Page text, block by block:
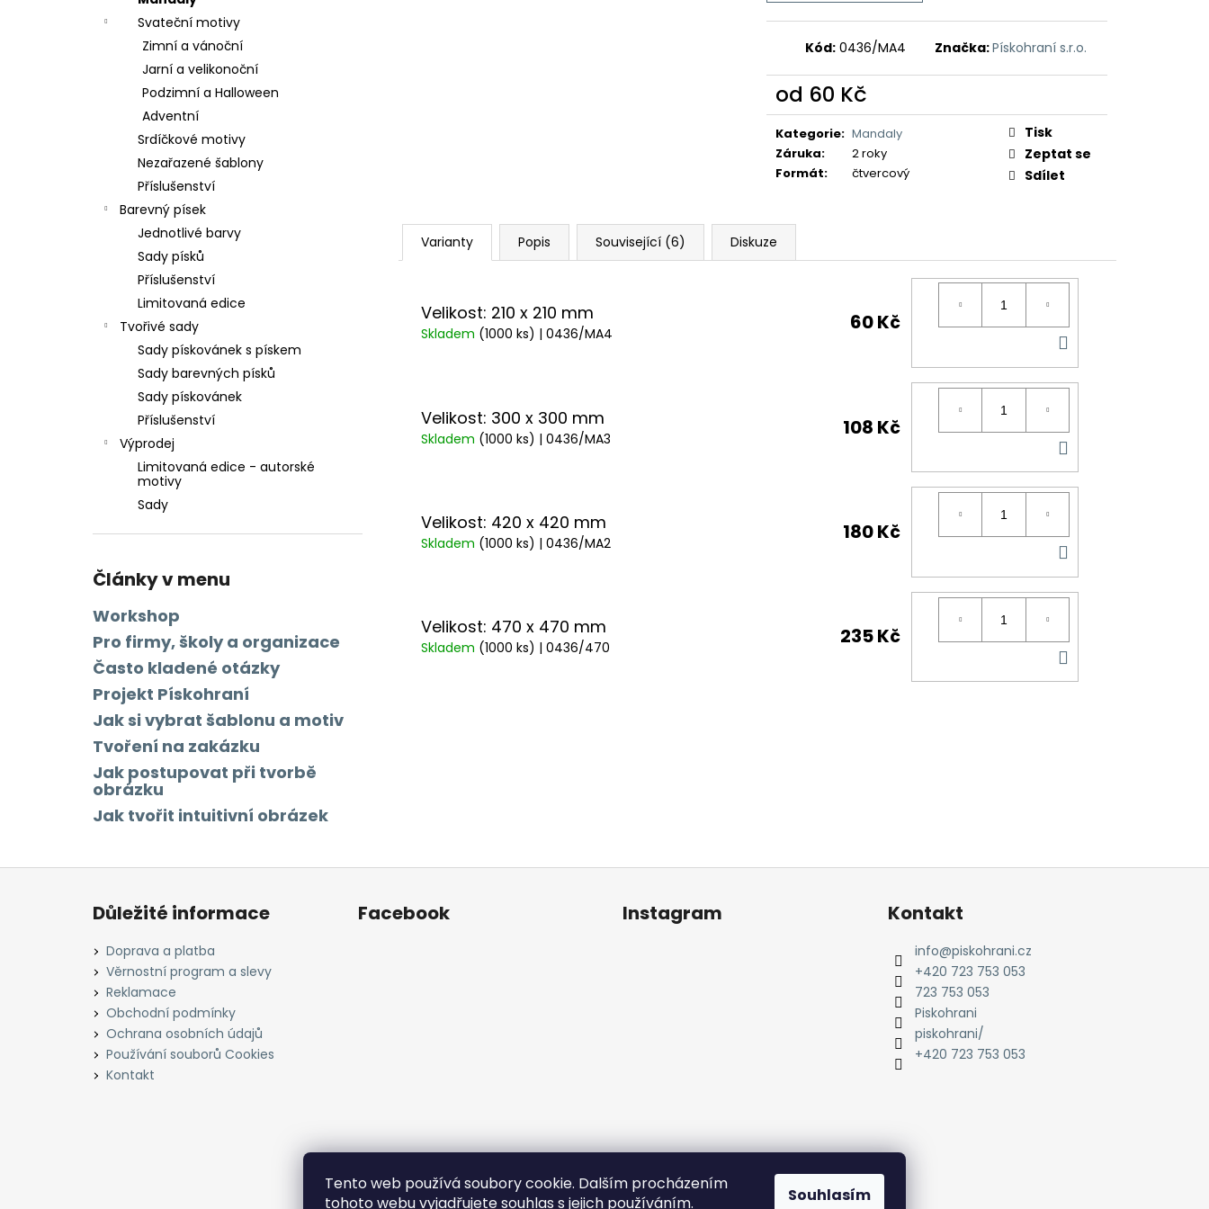
Tento web používá soubory cookie. Dalším procházením
tohoto webu vyjadřujete souhlas s jejich používáním.
Souhlasím
Svateční motivy
Zimní a vánoční
Jarní a velikonoční
Podzimní a Halloween
Adventní
Srdíčkové motivy
Nezařazené šablony
Příslušenství
Barevný písek
Jednotlivé barvy
Sady písků
Příslušenství
Limitovaná edice
Tvořivé sady
Sady pískovánek s pískem
Sady barevných písků
Sady pískovánek
Příslušenství
Výprodej
Limitovaná edice - autorské
motivy
Sady
Články v menu
Workshop
Pro firmy, školy a organizace
Často kladené otázky
Projekt Pískohraní
Jak si vybrat šablonu a motiv
Tvoření na zakázku
Jak postupovat při tvorbě
obrázku
Jak tvořit intuitivní obrázek
Kód: 0436/MA4 Značka:Pískohraní s.r.o.
od 60 Kč
Měrná
cena:
Kategorie: Mandaly
Záruka:
2 roky
Formát: čtvercový
Tisk
Zeptat se
Sdílet
Varianty Popis Související (6) Diskuze
Velikost: 210 x 210 mm
Skladem (1000 ks) | 0436/MA4 60 Kč
KOŠÍKU
Velikost: 300 x 300 mm
Skladem (1000 ks) | 0436/MA3 108 Kč
KOŠÍKU
Velikost: 420 x 420 mm
Skladem (1000 ks) | 0436/MA2 180 Kč
KOŠÍKU
Velikost: 470 x 470 mm
Skladem (1000 ks) | 0436/470 235 Kč
KOŠÍKU
Z
Důležité informace
Doprava a platba
Věrnostní program a slevy
Reklamace
Obchodní podmínky
Ochrana osobních údajů
Používání souborů Cookies
Kontakt
Facebook Instagram
Sledovat na Instagramu
Kontakt
info@piskohrani.cz
+420 723 753 053
723 753 053
Piskohrani
piskohrani/
+420 723 753 053